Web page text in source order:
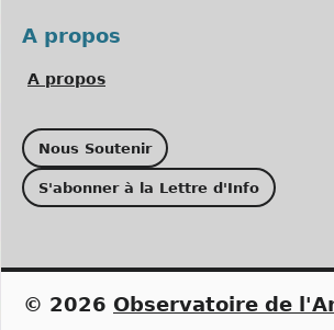
A propos
A propos
Nous Soutenir
S'abonner à la Lettre d'Info
© 2026 Observatoire de